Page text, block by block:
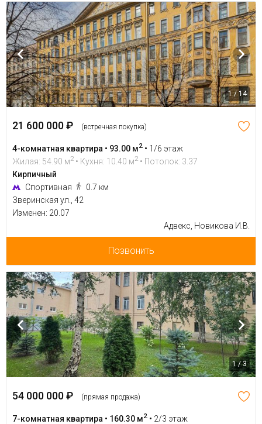
1 / 14
21 600 000 ₽ (встречная покупка)
4-комнатная квартира • 93.00 м2 • 1/6 этаж
Жилая: 54.90 м2 • Кухня: 10.40 м2 • Потолок: 3.37
Кирпичный
Спортивная
0.7 км
Зверинская ул., 42
Изменен: 20.07
Адвекс, Новикова И.В.
Позвонить
1 / 3
54 000 000 ₽ (прямая продажа)
7-комнатная квартира • 160.30 м2 • 2/3 этаж